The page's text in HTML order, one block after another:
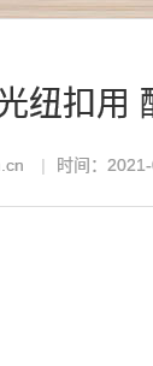
纽扣用
时间：